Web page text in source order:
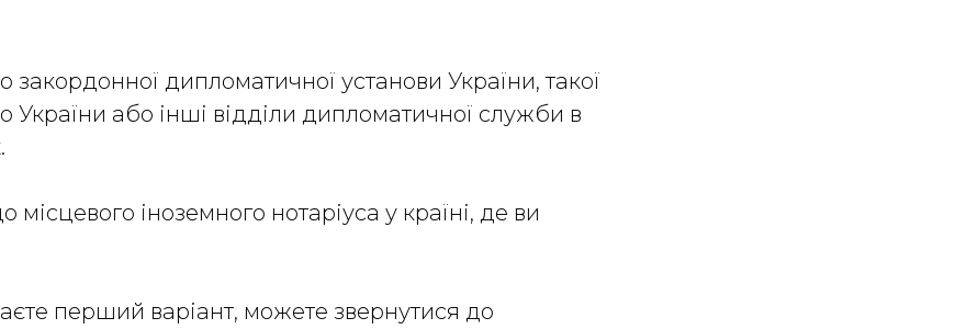
закордонної дипломатичної установи України, такої
України або інші відділи дипломатичної служби в
місцевого іноземного нотаріуса у країні, де ви
перший варіант, можете звернутися до